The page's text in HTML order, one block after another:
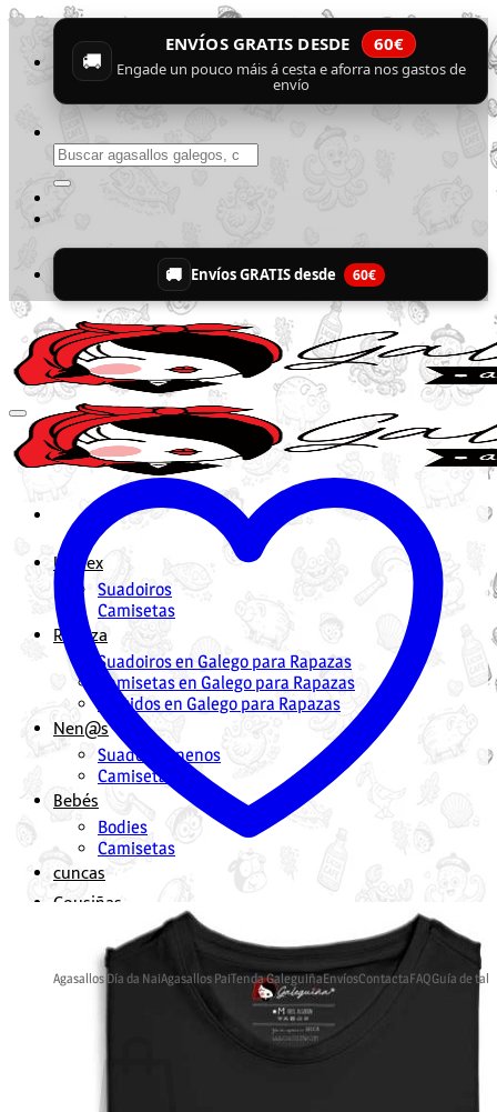
Skip
content
🚚
ENVÍOS GRATIS DESDE 60€
Engade un pouco máis á cesta e aforra nos gastos de
envío
Buscar
por:
🚚 Envíos GRATIS desde 60€
Unisex
Suadoiros
Camisetas
Rapaza
Suadoiros en Galego para Rapazas
Camisetas en Galego para Rapazas
Vestidos en Galego para Rapazas
Nen@s
Suadoiros nenos
Camisetas
Bebés
Bodies
Camisetas
cuncas
Cousiñas
Mochilas en Galego
Bolsas en Galego
Agasallos Día da NaiAgasallos PaiTenda GaleguiñaEnvíosContactaFAQGuía de